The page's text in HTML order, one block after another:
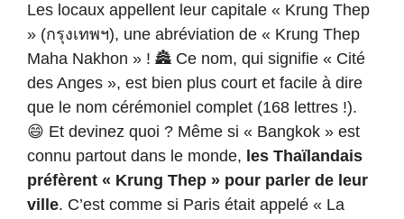
Les locaux appellent leur capitale « Krung Thep
» (กรุงเทพฯ), une abréviation de « Krung Thep
Maha Nakhon » ! 🏯 Ce nom, qui signifie « Cité
des Anges », est bien plus court et facile à dire
que le nom cérémoniel complet (168 lettres !).
😄 Et devinez quoi ? Même si « Bangkok » est
connu partout dans le monde, les Thaïlandais
préfèrent « Krung Thep » pour parler de leur
ville. C’est comme si Paris était appelé « La